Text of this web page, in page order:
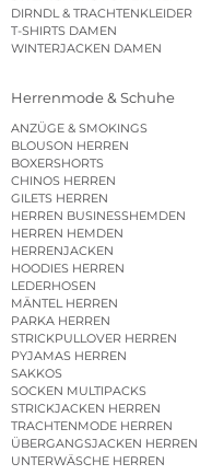
DIRNDL & TRACHTENKLEIDER
T-SHIRTS DAMEN
WINTERJACKEN DAMEN
Herrenmode & Schuhe
ANZÜGE & SMOKINGS
BLOUSON HERREN
BOXERSHORTS
CHINOS HERREN
GILETS HERREN
HERREN BUSINESSHEMDEN
HERREN HEMDEN
HERRENJACKEN
HOODIES HERREN
LEDERHOSEN
MÄNTEL HERREN
PARKA HERREN
STRICKPULLOVER HERREN
PYJAMAS HERREN
SAKKOS
SOCKEN MULTIPACKS
STRICKJACKEN HERREN
TRACHTENMODE HERREN
ÜBERGANGSJACKEN HERREN
UNTERWÄSCHE HERREN